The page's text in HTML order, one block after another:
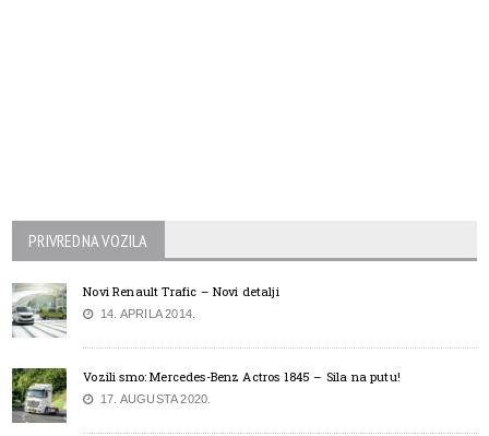
PRIVREDNA VOZILA
Novi Renault Trafic – Novi detalji
14. APRILA 2014.
Vozili smo: Mercedes-Benz Actros 1845 – Sila na putu!
17. AUGUSTA 2020.